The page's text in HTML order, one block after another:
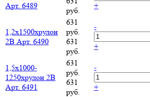
Арт. 6489
руб.
+
1,2х1500хрулон
2B Арт. 6490
631
руб.
631
руб.
-
+
1,5х1000-
1250хрулон 2B
Арт. 6491
631
руб.
631
руб.
-
+